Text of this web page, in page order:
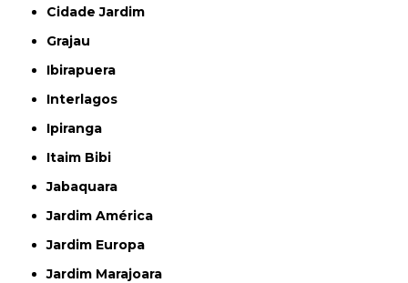
Cidade Jardim
Grajau
Ibirapuera
Interlagos
Ipiranga
Itaim Bibi
Jabaquara
Jardim América
Jardim Europa
Jardim Marajoara